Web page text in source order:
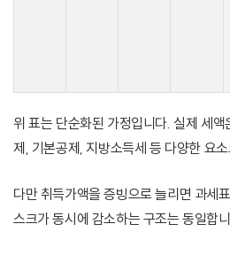
위 표는 단순화된 가정입니다. 실제 세
제, 기본공제, 지방소득세 등 다양한 요
다만 취득가액을 증빙으로 늘리면 과세
스크가 동시에 감소하는 구조는 동일합